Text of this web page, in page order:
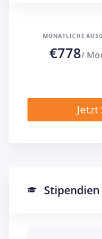
MONATLICHE
€778/
Stipendien